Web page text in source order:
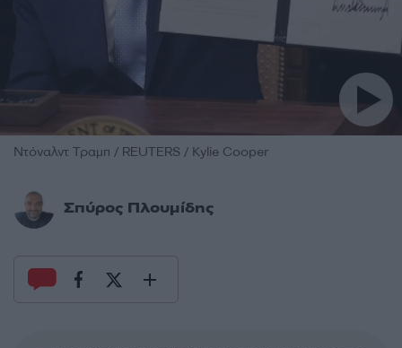
Ντόναλντ Τραμπ / REUTERS / Kylie Cooper
Σπύρος Πλουμίδης